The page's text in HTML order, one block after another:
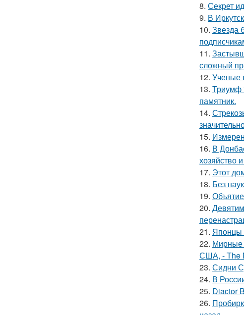
8. Секрет
9. В
10. Звезда
11.
сложный
12. Ученые
13. Триумф
памятник.
14.
15.
16. В
хозяйство
17. Этот
18. Без
19.
20.
21. Японцы
22. Мирные
США, - The
23. Сидни
24. В
25. Diactor
26.